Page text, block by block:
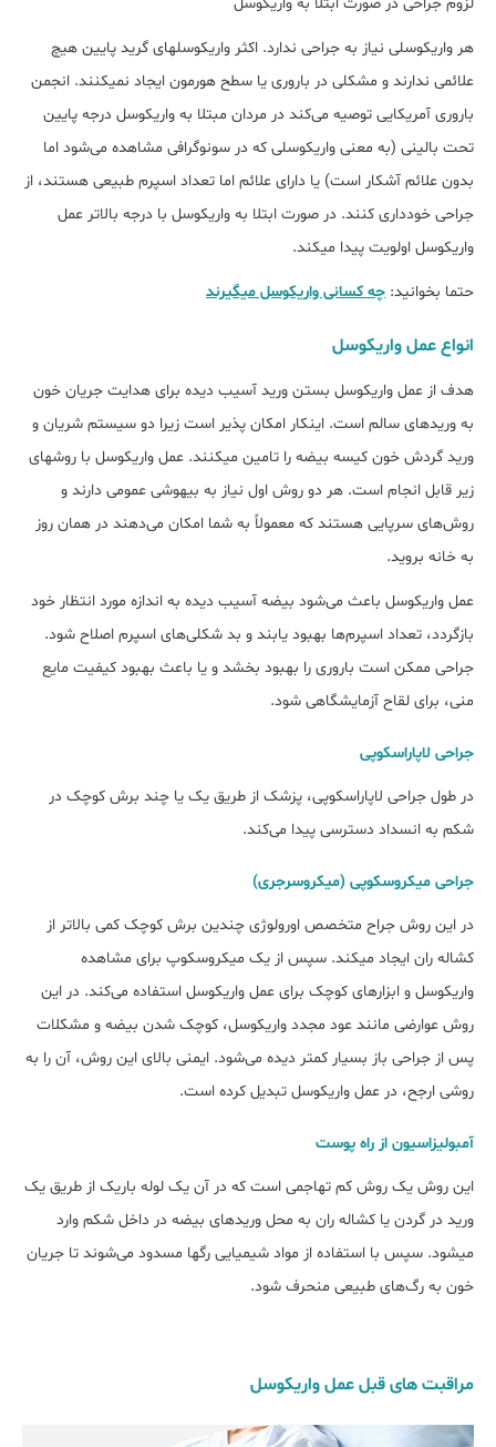
هر واریکوسلی نیاز به جراحی ندارد. اکثر واریکوسل‏های گرید پایین هیچ
علائمی ندارند و مشکلی در باروری یا سطح هورمون ایجاد نمی‎کنند. انجمن
باروری آمریکایی توصیه می‌کند در مردان مبتلا به واریکوسل درجه پایین
تحت بالینی (به معنی واریکوسلی که در سونوگرافی مشاهده می‌شود اما
بدون علائم آشکار است) یا دارای علائم اما تعداد اسپرم طبیعی هستند، از
جراحی خودداری کنند. در صورت ابتلا به واریکوسل با درجه بالاتر عمل
واریکوسل اولویت پیدا می‎کند.
حتما بخوانید: چه کسانی واریکوسل میگیرند
انواع عمل واریکوسل
هدف از عمل واریکوسل بستن ورید آسیب دیده برای هدایت جریان خون
به وریدهای سالم است. اینکار امکان پذیر است زیرا دو سیستم شریان و
ورید گردش خون کیسه بیضه را تامین می‎کنند. عمل واریکوسل با روش‎های
زیر قابل انجام است. هر دو روش اول نیاز به بیهوشی عمومی دارند و
روش‌های سرپایی هستند که معمولاً به شما امکان می‌دهند در همان روز
به خانه بروید.
عمل واریکوسل باعث می‌شود بیضه آسیب دیده به اندازه مورد انتظار خود
بازگردد، تعداد اسپرم‎‌ها بهبود یابند و بد شکلی‎‌های اسپرم اصلاح شود.
جراحی ممکن است باروری را بهبود بخشد و یا باعث بهبود کیفیت مایع
منی، برای لقاح آزمایشگاهی شود.
جراحی لاپاراسکوپی
در طول جراحی لاپاراسکوپی، پزشک از طریق یک یا چند برش کوچک در
شکم به انسداد دسترسی پیدا می‌کند.
جراحی میکروسکوپی (میکروسرجری)
در این روش جراح متخصص اورولوژی چندین برش کوچک کمی بالاتر از
کشاله ران ایجاد می‎کند. سپس از یک میکروسکوپ برای مشاهده
واریکوسل و ابزارهای کوچک برای عمل واریکوسل استفاده می‎‌کند. در این
روش عوارضی مانند عود مجدد واریکوسل، کوچک شدن بیضه و مشکلات
پس از جراحی باز بسیار کمتر دیده می‌شود. ایمنی بالای این روش، آن را به
روشی ارجح، در عمل واریکوسل تبدیل کرده است.
آمبولیزاسیون از راه پوست
این روش یک روش کم تهاجمی است که در آن یک لوله باریک از طریق یک
ورید در گردن یا کشاله ران به محل وریدهای بیضه در داخل شکم وارد
می‎شود. سپس با استفاده از مواد شیمیایی رگ‎ها مسدود می‎‌شوند تا جریان
خون به رگ‌های طبیعی منحرف شود.
مراقبت های قبل عمل واریکوسل